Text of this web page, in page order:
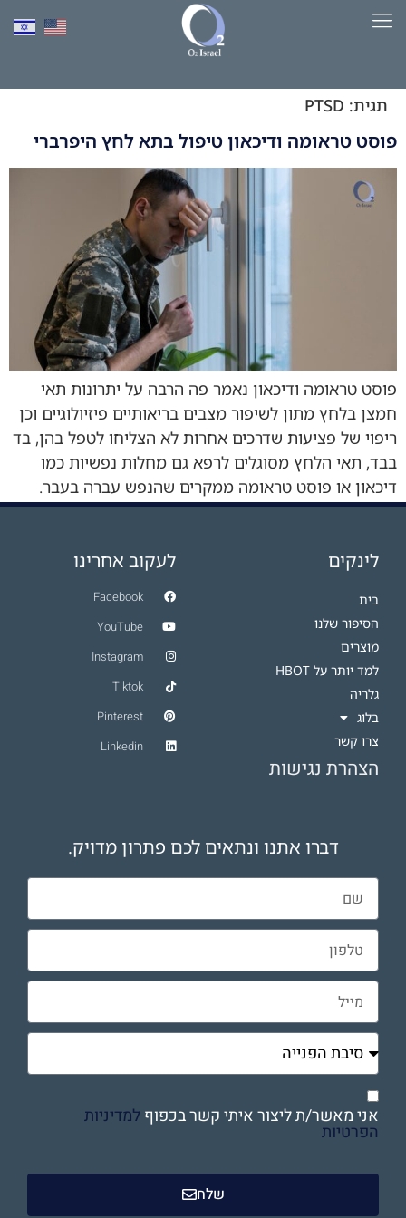
לתוכן
תגית: PTSD
פוסט טראומה ודיכאון טיפול בתא לחץ היפרברי
פוסט טראומה ודיכאון נאמר פה הרבה על יתרונות תאי
חמצן בלחץ מתון לשיפור מצבים בריאותיים פיזיולוגיים וכן
ריפוי של פציעות שדרכים אחרות לא הצליחו לטפל בהן, בד
בבד, תאי הלחץ מסוגלים לרפא גם מחלות נפשיות כמו
דיכאון או פוסט טראומה ממקרים שהנפש עברה בעבר.
נאמר פה הרבה על יתרונות תאי הלחץ על שיפור מצבים
לינקים
בית
הסיפור שלנו
מוצרים
למד יותר על HBOT​
גלריה
בלוג
צרו קשר
הצהרת נגישות
לעקוב אחרינו
Facebook
YouTube
Instagram
Tiktok
Pinterest
Linkedin
דברו אתנו ונתאים לכם פתרון מדויק.
אני מאשר/ת ליצור איתי קשר בכפוףלמדיניות
הפרטיות
שלח